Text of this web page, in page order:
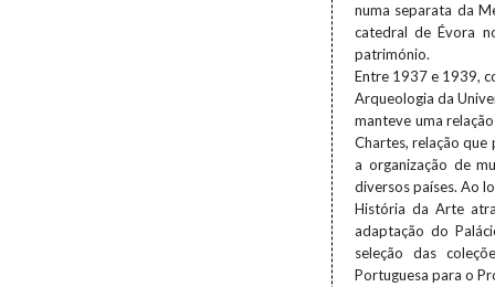
numa separata da
catedral de Évora
património.
Entre 1937 e 1939,
Arqueologia da
manteve uma
Chartes, relação que
a organização de
diversos países. Ao
História da Arte
adaptação do
seleção das
Portuguesa para o